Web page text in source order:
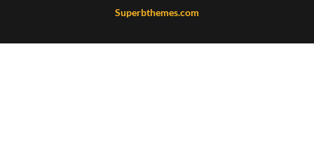
Superbthemes.com